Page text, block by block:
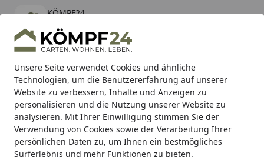
Unsere Seite verwendet Cookies und ähnliche
Technologien, um die Benutzererfahrung auf unserer
Website zu verbessern, Inhalte und Anzeigen zu
personalisieren und die Nutzung unserer Website zu
analysieren. Mit Ihrer Einwilligung stimmen Sie der
Verwendung von Cookies sowie der Verarbeitung Ihrer
persönlichen Daten zu, um Ihnen ein bestmögliches
Surferlebnis und mehr Funktionen zu bieten.
KÖMPF24
kostenlos - Im App Store
Hotline
Alle Produkte
Mein Konto
Suchen
Karibu Pools inkl. gratis Sandfilteranlage & Pool-
Starterset (Gesamtwert bis 468,99€)